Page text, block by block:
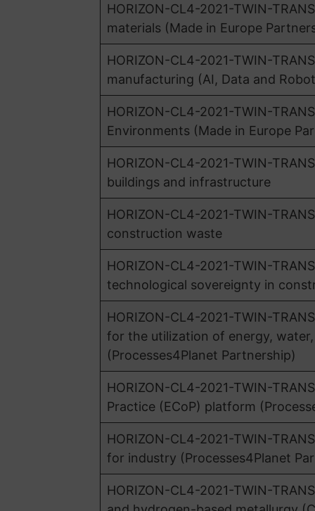
HORIZON-CL4-2021-TWIN-
materials (Made in Europe
HORIZON-CL4-2021-TWIN-
manufacturing (AI, Data and
HORIZON-CL4-2021-TWIN-
Environments (Made in Europe
HORIZON-CL4-2021-TWIN-
buildings and infrastructure
HORIZON-CL4-2021-TWIN-
construction waste
HORIZON-CL4-2021-TWIN-
technological sovereignty in
HORIZON-CL4-2021-TWIN-
for the utilization of energy,
(Processes4Planet Partnership)
HORIZON-CL4-2021-TWIN-
Practice (ECoP) platform
HORIZON-CL4-2021-TWIN-
for industry (Processes4Planet
HORIZON-CL4-2021-TWIN-